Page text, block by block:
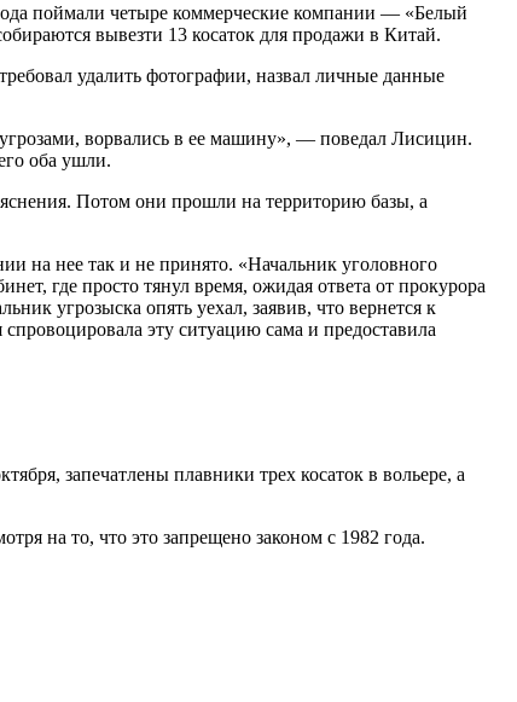
поймали четыре коммерческие компании — «Белый
вывезти 13 косаток для продажи в Китай.
удалить фотографии, назвал личные данные
ворвались в ее машину», — поведал Лисицин.
оба ушли.
Потом они прошли на территорию базы, а
на нее так и не принято. «Начальник уголовного
где просто тянул время, ожидая ответа от прокурора
угрозыска опять уехал, заявив, что вернется к
эту ситуацию сама и предоставила
запечатлены плавники трех косаток в вольере, а
на то, что это запрещено законом с 1982 года.